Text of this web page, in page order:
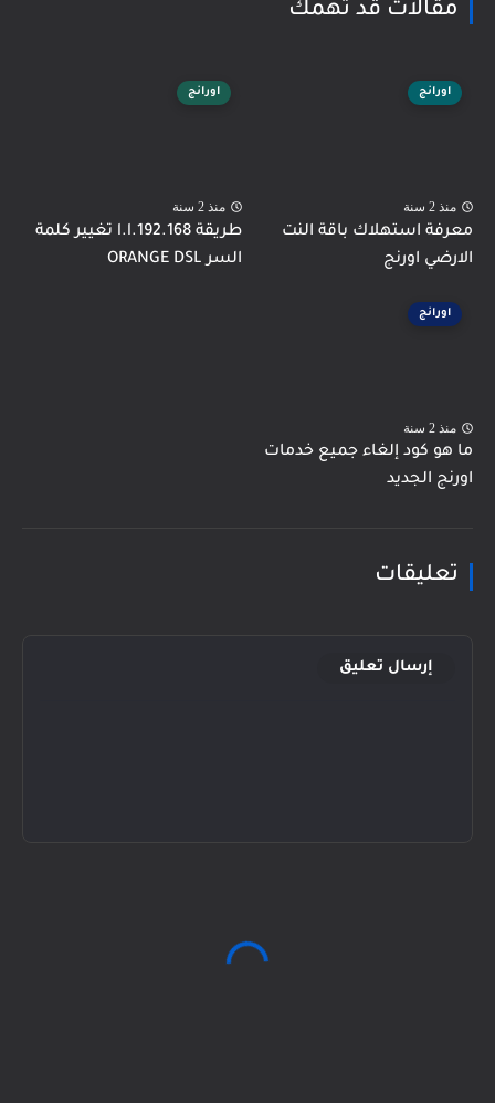
مقالات قد تهمك
اورانج
منذ 2 سنة
معرفة استهلاك باقة النت
الارضي اورنج
اورانج
منذ 2 سنة
طريقة 192.168.l.l تغيير كلمة
السر ORANGE DSL
اورانج
منذ 2 سنة
ما هو كود إلغاء جميع خدمات
اورنج الجديد
تعليقات
إرسال تعليق